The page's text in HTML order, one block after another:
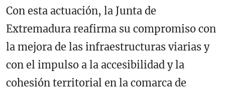
Con esta actuación, la Junta de
Extremadura reafirma su compromiso con
la mejora de las infraestructuras viarias y
con el impulso a la accesibilidad y la
cohesión territorial en la comarca de